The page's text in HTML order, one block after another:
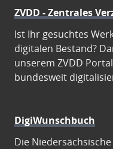
ZVDD - Zentrales
Ist Ihr gesuchtes
digitalen Bestand?
unserem ZVDD
bundesweit
DigiWunschbuch
Die